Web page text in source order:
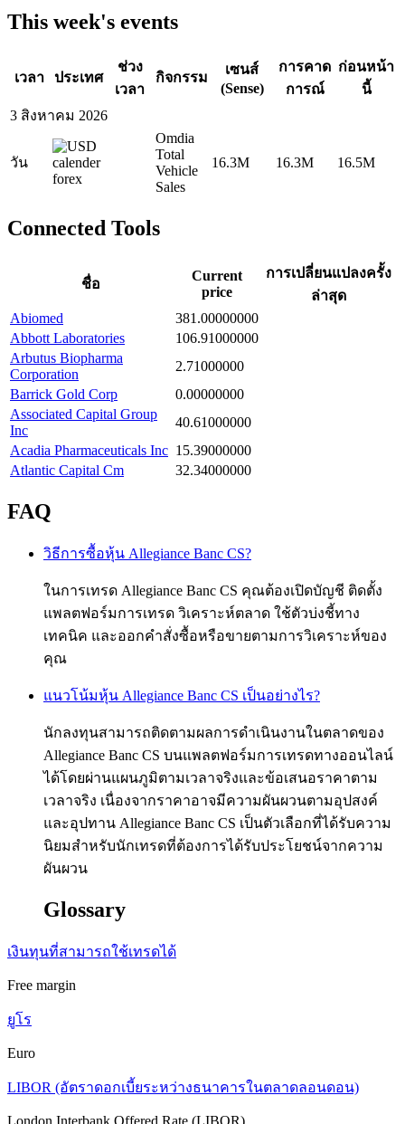
This week's events
เวลา ประเทศ
ช่วง
เวลา
กิจกรรม
เซนส์
(Sense)
การคาด
การณ์
ก่อนหน้า
นี้
3 สิงหาคม 2026
วัน
Omdia
Total
Vehicle
Sales
16.3M 16.3M 16.5M
Connected Tools
ชื่อ
Current
price
การเปลี่ยนแปลงครั้ง
ล่าสุด
Abiomed
381.00000000
Abbott Laboratories
106.91000000
Arbutus Biopharma
Corporation
2.71000000
Barrick Gold Corp
0.00000000
Associated Capital Group
Inc
40.61000000
Acadia Pharmaceuticals Inc 15.39000000
Atlantic Capital Cm
32.34000000
FAQ
วิธีการซื้อหุ้น Allegiance Banc CS?
ในการเทรด Allegiance Banc CS คุณต้องเปิดบัญชี ติดตั้ง
แพลตฟอร์มการเทรด วิเคราะห์ตลาด ใช้ตัวบ่งชี้ทาง
เทคนิค และออกคำสั่งซื้อหรือขายตามการวิเคราะห์ของ
คุณ
แนวโน้มหุ้น Allegiance Banc CS เป็นอย่างไร?
นักลงทุนสามารถติดตามผลการดำเนินงานในตลาดของ
Allegiance Banc CS บนแพลตฟอร์มการเทรดทางออนไลน์
ได้โดยผ่านแผนภูมิตามเวลาจริงและข้อเสนอราคาตาม
เวลาจริง เนื่องจากราคาอาจมีความผันผวนตามอุปสงค์
และอุปทาน Allegiance Banc CS เป็นตัวเลือกที่ได้รับความ
นิยมสำหรับนักเทรดที่ต้องการได้รับประโยชน์จากความ
ผันผวน
Glossary
เงินทุนที่สามารถใช้เทรดได้
Free margin
ยูโร
Euro
LIBOR (อัตราดอกเบี้ยระหว่างธนาคารในตลาดลอนดอน)
London Interbank Offered Rate (LIBOR)